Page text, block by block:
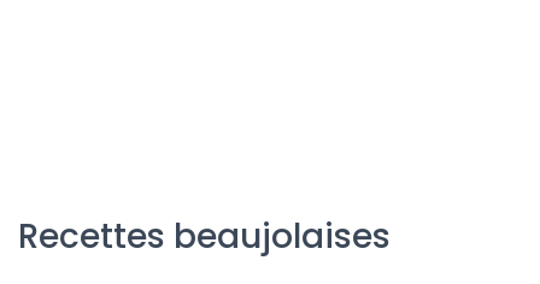
Recettes beaujolaises